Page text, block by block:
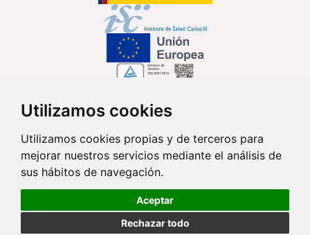
Utilizamos cookies
Utilizamos cookies propias y de terceros para
mejorar nuestros servicios mediante el análisis de
sus hábitos de navegación.
Aceptar
Rechazar todo
Síguenos en...
Contacto
Av. Monforte de Lemos, 3-5. Pabellón 11. Planta 0 28029 Madrid
info@ciberisciii.es